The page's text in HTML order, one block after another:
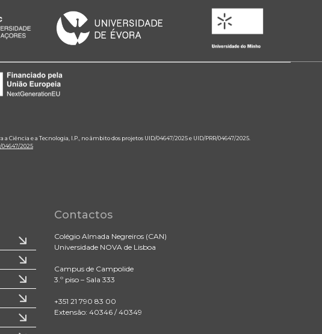
Ciência e a Tecnologia, I.P., no âmbito dos projetos UID/04647/2025 e UID/PRR/04647/2025.
04647/2025
Contactos
Colégio Almada Negreiros (CAN)
Universidade NOVA de Lisboa
Campus de Campolide
3.º piso – Sala 333
+351 21 790 83 00
Extensão: 40346 / 40349